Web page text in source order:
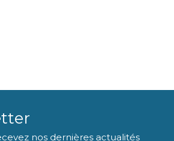
nos dernières actualités